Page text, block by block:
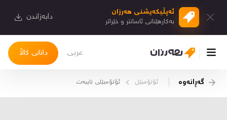
ئەپڵیكەیشنی هەرزان
بەكارهێنانی ئاسانتر و خێراتر دابەزاندن
دانانی کاڵا عربی
گەڕانەوە ئۆتۆمبێل ئۆتۆمبێلی تایبه‌ت